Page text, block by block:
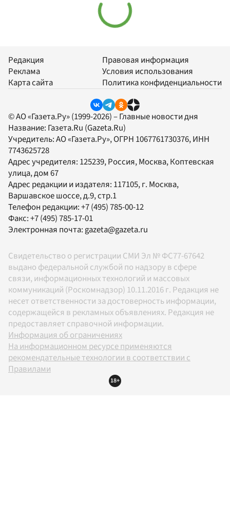
Редакция
Реклама
Карта сайта
Правовая информация
Условия использования
Политика конфиденциальности
© АО «Газета.Ру» (1999-2026) – Главные новости дня
Название: Газета.Ru (Gazeta.Ru)
Учредитель:АО «Газета.Ру», ОГРН 1067761730376, ИНН
7743625728
Адрес учредителя: 125239, Россия, Москва, Коптевская
улица, дом 67
Адрес редакции и издателя: 117105, г. Москва,
Варшавское шоссе, д.9, стр.1
Телефон редакции:+7 (495) 785-00-12
Факс:+7 (495) 785-17-01
Электронная почта: gazeta@gazeta.ru
Свидетельство о регистрации СМИ Эл № ФС77-67642
выдано федеральной службой по надзору в сфере
связи, информационных технологий и массовых
коммуникаций (Роскомнадзор) 10.11.2016 г. Редакция не
несет ответственности за достоверность информации,
содержащейся в рекламных объявлениях. Редакция не
предоставляет справочной информации.
Информация об ограничениях
На информационном ресурсе применяются
рекомендательные технологии в соответствии с
Правилами
18+